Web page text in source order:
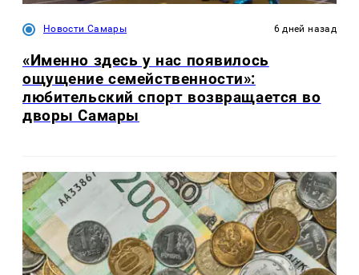
Новости Самары 6 дней назад
«Именно здесь у нас появилось
ощущение семейственности»:
любительский спорт возвращается во
дворы Самары